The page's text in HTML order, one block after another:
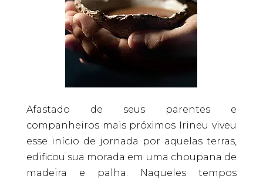
Afastado de seus parentes e
companheiros mais próximos Irineu viveu
esse início de jornada por aquelas terras,
edificou sua morada em uma choupana de
madeira e palha. Naqueles tempos